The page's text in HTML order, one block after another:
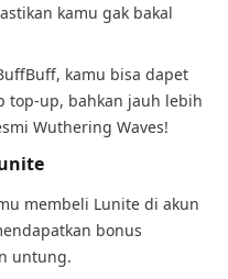
kamu gak bakal
kamu bisa dapet
top-up, bahkan jauh lebih
Wuthering Waves!
membeli Lunite di akun
bonus
untung.